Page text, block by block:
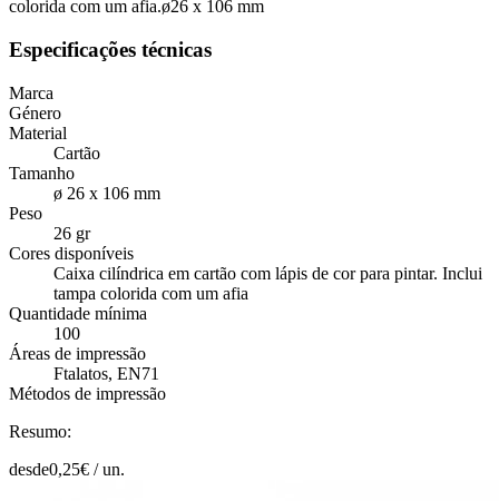
colorida com um afia.ø26 x 106 mm
Especificações técnicas
Marca
Género
Material
Cartão
Tamanho
ø 26 x 106 mm
Peso
26 gr
Cores disponíveis
Caixa cilíndrica em cartão com lápis de cor para pintar. Inclui
tampa colorida com um afia
Quantidade mínima
100
Áreas de impressão
Ftalatos, EN71
Métodos de impressão
Resumo:
desde0,25€ /un.